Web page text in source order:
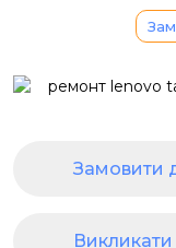
Замовити